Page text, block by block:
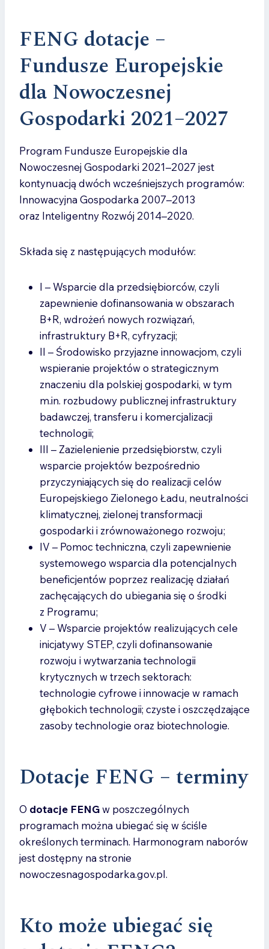
FENG dotacje –
Fundusze Europejskie
dla Nowoczesnej
Gospodarki 2021–2027
Program Fundusze Europejskie dla
Nowoczesnej Gospodarki 2021–2027 jest
kontynuacją dwóch wcześniejszych programów:
Innowacyjna Gospodarka 2007–2013
oraz Inteligentny Rozwój 2014–2020.
Składa się z następujących modułów:
I – Wsparcie dla przedsiębiorców, czyli
zapewnienie dofinansowania w obszarach
B+R, wdrożeń nowych rozwiązań,
infrastruktury B+R, cyfryzacji;
II – Środowisko przyjazne innowacjom, czyli
wspieranie projektów o strategicznym
znaczeniu dla polskiej gospodarki, w tym
m.in. rozbudowy publicznej infrastruktury
badawczej, transferu i komercjalizacji
technologii;
III – Zazielenienie przedsiębiorstw, czyli
wsparcie projektów bezpośrednio
przyczyniających się do realizacji celów
Europejskiego Zielonego Ładu, neutralności
klimatycznej, zielonej transformacji
gospodarki i zrównoważonego rozwoju;
IV – Pomoc techniczna, czyli zapewnienie
systemowego wsparcia dla potencjalnych
beneficjentów poprzez realizację działań
zachęcających do ubiegania się o środki
z Programu;
V – Wsparcie projektów realizujących cele
inicjatywy STEP, czyli dofinansowanie
rozwoju i wytwarzania technologii
krytycznych w trzech sektorach:
technologie cyfrowe i innowacje w ramach
głębokich technologii; czyste i oszczędzające
zasoby technologie oraz biotechnologie.
Dotacje FENG – terminy
O dotacje FENGw poszczególnych
programach można ubiegać się w ściśle
określonych terminach. Harmonogram naborów
jest dostępny na stronie
nowoczesnagospodarka.gov.pl.
Kto może ubiegać się